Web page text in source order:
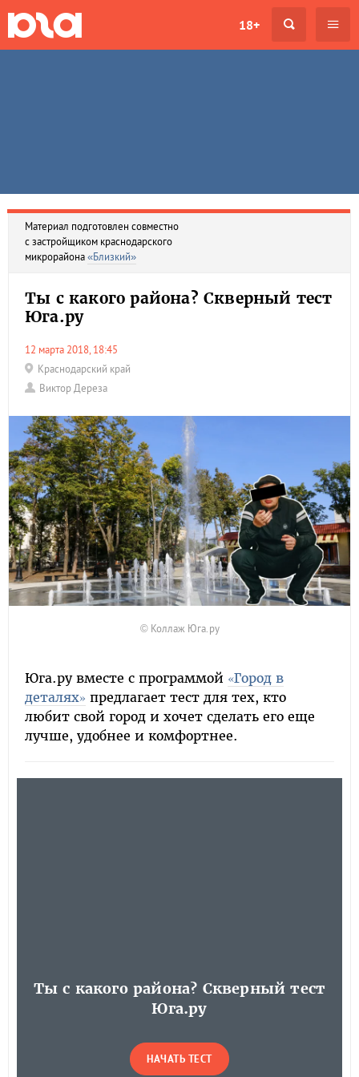
18+
Материал подготовлен совместно
с застройщиком краснодарского
микрорайона«Близкий»
Ты с какого района? Скверный тест
Юга.ру
12 марта 2018, 18:45
Краснодарский край
Виктор Дереза
© Коллаж Юга.ру
Юга.ру вместе с программой «Город в
деталях» предлагает тест для тех, кто
любит свой город и хочет сделать его еще
лучше, удобнее и комфортнее.
Ты с какого района? Скверный тест
Юга.ру
НАЧАТЬ ТЕСТ